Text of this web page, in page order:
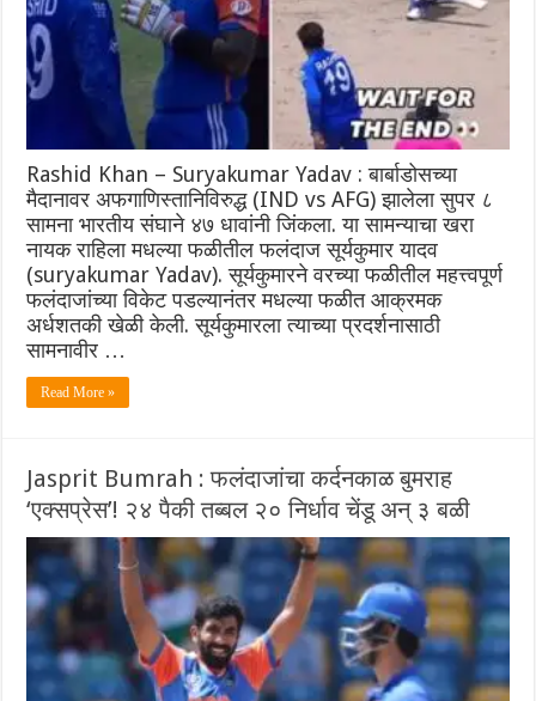
Rashid Khan – Suryakumar Yadav : बार्बाडोसच्या
मैदानावर अफगाणिस्तानिविरुद्ध (IND vs AFG) झालेला सुपर ८
सामना भारतीय संघाने ४७ धावांनी जिंकला. या सामन्याचा खरा
नायक राहिला मधल्या फळीतील फलंदाज सूर्यकुमार यादव
(suryakumar Yadav). सूर्यकुमारने वरच्या फळीतील महत्त्वपूर्ण
फलंदाजांच्या विकेट पडल्यानंतर मधल्या फळीत आक्रमक
अर्धशतकी खेळी केली. सूर्यकुमारला त्याच्या प्रदर्शनासाठी
सामनावीर …
Read More »
Jasprit Bumrah : फलंदाजांचा कर्दनकाळ बुमराह
‘एक्सप्रेस’! २४ पैकी तब्बल २० निर्धाव चेंडू अन् ३ बळी